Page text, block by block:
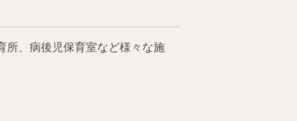
所、病後児保育室など様々な施